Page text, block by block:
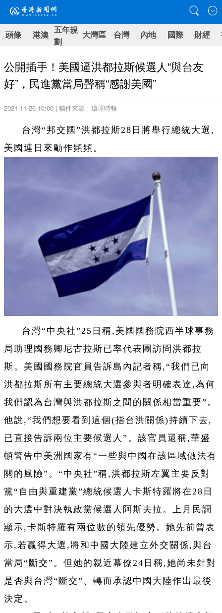
頭條 港澳 五年規
劃
大灣區 台灣 內地 國際 財經
公開插手！美國逼洪都拉斯候選人“與台友
好”，民進黨當局聲稱“感謝美國”
2021-11-26 10:00 | 稿件來源：環球時報
台灣“邦交國”洪都拉斯28日將舉行總統大選,
美國連日來動作頻頻。
台灣“中央社”25日稱,美國國務院西半球事務
局助理國務卿尼古拉斯已率代表團訪問洪都拉
斯。美國國務院官員告訴島內記者稱,“我們已向
洪都拉斯所有主要總統大選參與者明確表達,為何
我們認為台灣與洪都拉斯之間的關係相當重要”。
他說,“我們想要看到這個(指台洪關係)持續下去,
已直接告訴兩位主要候選人”。該官員還稱,華盛
頓警告中美洲國家有“一些與中國在該區域做法有
關的風險”。“中央社”稱,洪都拉斯左翼主要反對
黨“自由與重建黨”總統候選人卡斯特羅將在28日
的大選中對決執政黨候選人阿斯夫拉。上月民調
顯示,卡斯特羅有兩位數的領先優勢。她先前曾表
示,若贏得大選,將和中國大陸建立外交關係,與台
當局“斷交”。但她的親近幕僚24日稱,她尚未針對
是否與台灣“斷交”、轉而承認中國大陸作出最後
決定。